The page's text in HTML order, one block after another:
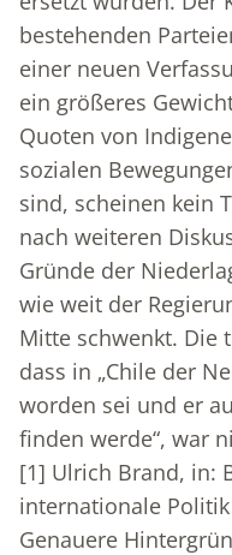
bestehenden
einer neuen
ein größeres
Quoten von
sozialen
sind, scheinen kein
nach weiteren
Gründe der
wie weit der
Mitte schwenkt. Die
dass in „Chile der
worden sei und er
finden werde“, war
[1] Ulrich Brand, in:
internationale Politik
Genauere